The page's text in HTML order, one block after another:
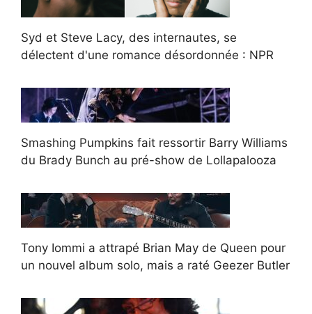
Syd et Steve Lacy, des internautes, se
délectent d'une romance désordonnée : NPR
Smashing Pumpkins fait ressortir Barry Williams
du Brady Bunch au pré-show de Lollapalooza
Tony Iommi a attrapé Brian May de Queen pour
un nouvel album solo, mais a raté Geezer Butler